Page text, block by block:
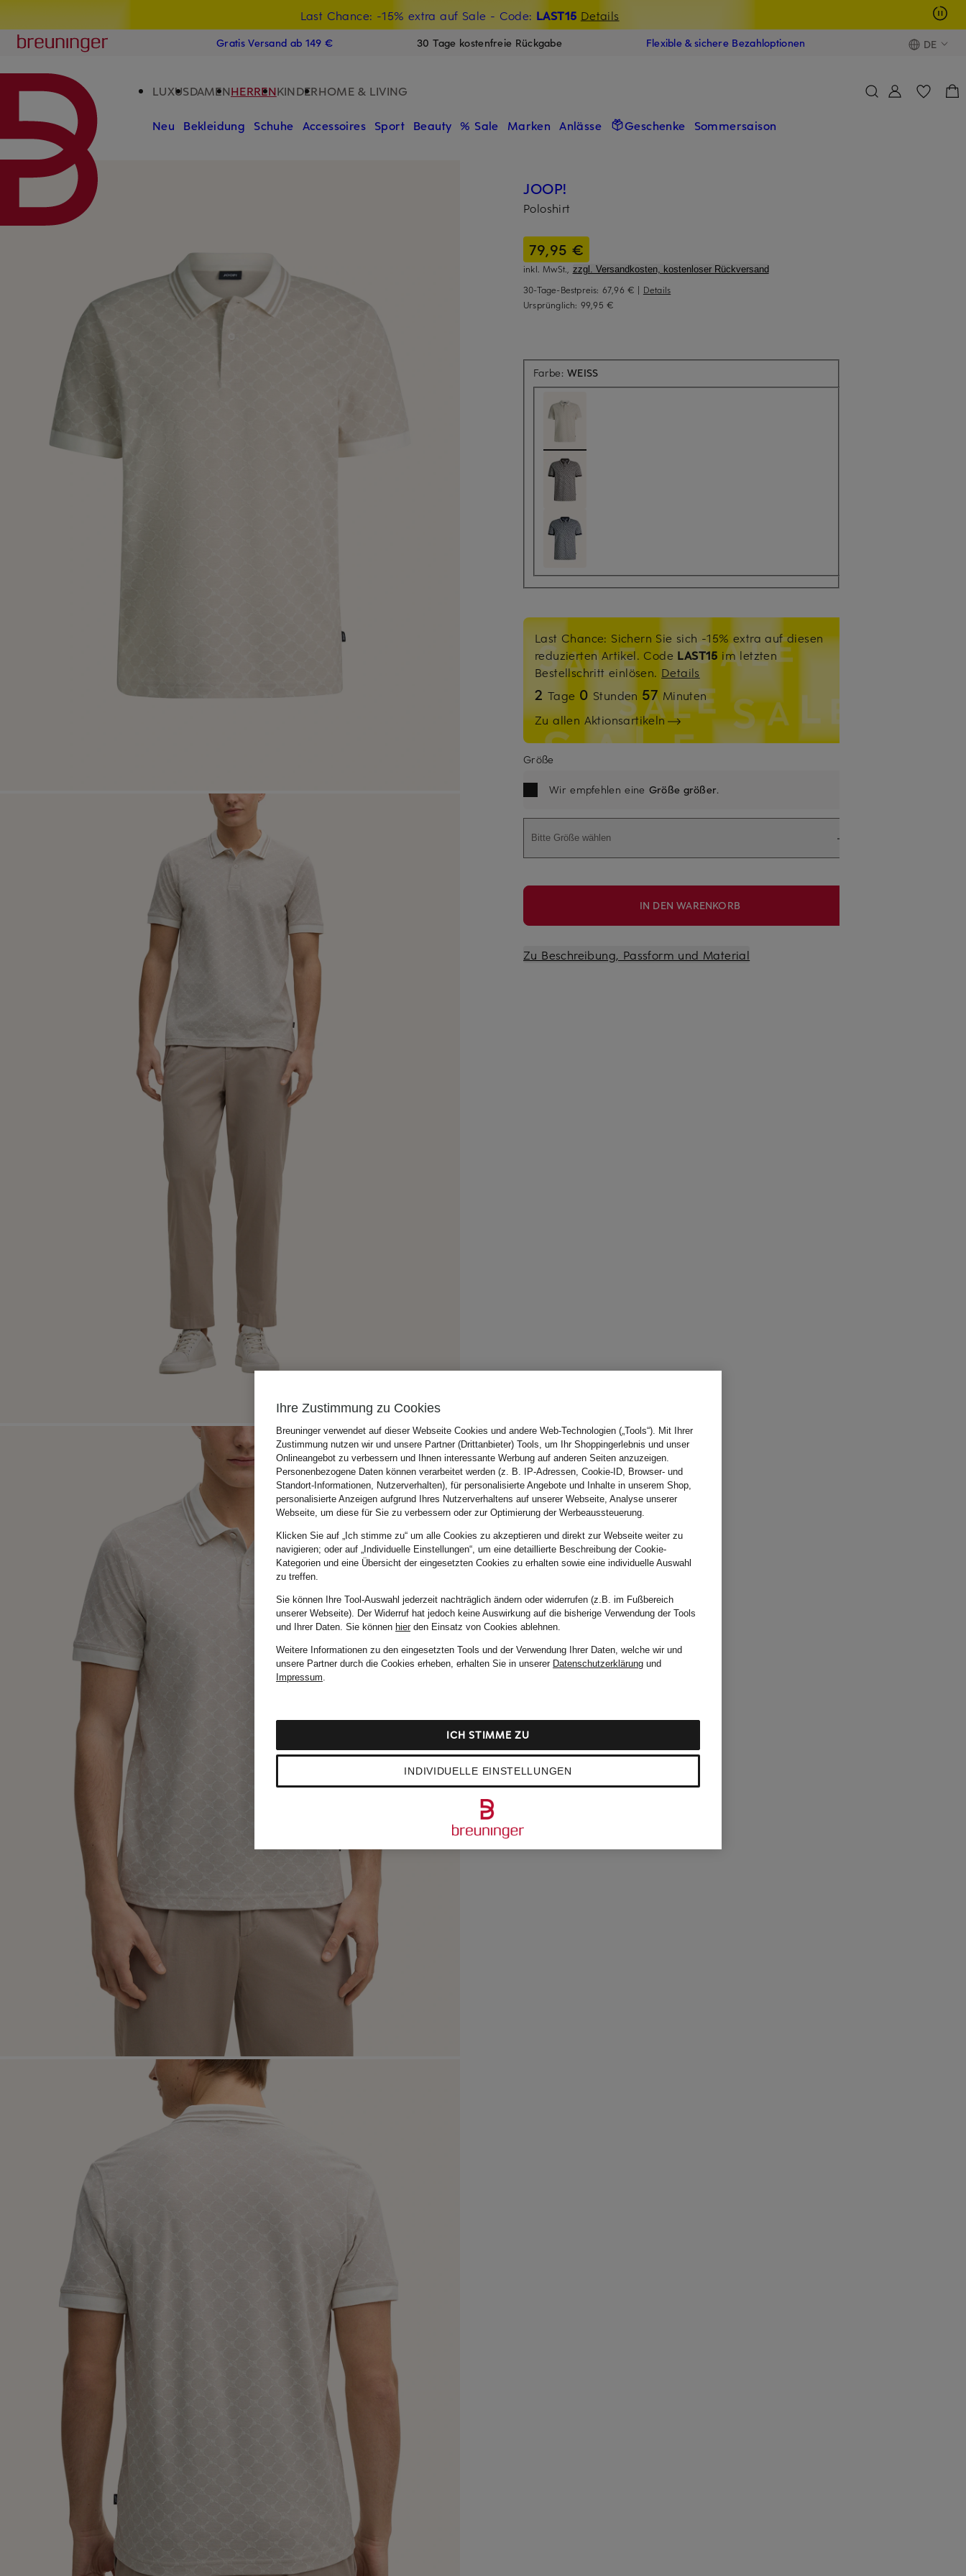
Last Chance: -15% extra auf Sale - Code: LAST15 Details
15€-Willkommensgutschein mit Beyond sichern
Breuninger
Gratis Versand ab 149 € 30 Tage kostenfreie Rückgabe Flexible & sichere Bezahloptionen DE
LUXUSDAMENHERRENKINDERHOME & LIVING
Neu Bekleidung Schuhe Accessoires Sport Beauty % Sale Marken Anlässe Geschenke Sommersaison
JOOP!
Poloshirt
79,95 €
inkl. MwSt., zzgl. Versandkosten, kostenloser Rückversand
30-Tage-Bestpreis: 67,96 € | Details
Ursprünglich: 99,95 €
Farbe:WEISS
Last Chance: Sichern Sie sich -15% extra auf diesen
reduzierten Artikel. Code LAST15 im letzten
Bestellschritt einlösen. Details
2 Tage 0 Stunden 57 Minuten
Zu allen Aktionsartikeln
Größe
Wir empfehlen eine Größe größer.
Bitte Größe wählen
IN DEN WARENKORB
Zu Beschreibung, Passform und Material
Ihre Zustimmung zu Cookies
Breuninger verwendet auf dieser Webseite Cookies und andere Web-Technologien („Tools“). Mit Ihrer
Zustimmung nutzen wir und unsere Partner (Drittanbieter) Tools, um Ihr Shoppingerlebnis und unser
Onlineangebot zu verbessern und Ihnen interessante Werbung auf anderen Seiten anzuzeigen.
Personenbezogene Daten können verarbeitet werden (z. B. IP-Adressen, Cookie-ID, Browser- und
Standort-Informationen, Nutzerverhalten), für personalisierte Angebote und Inhalte in unserem Shop,
personalisierte Anzeigen aufgrund Ihres Nutzerverhaltens auf unserer Webseite, Analyse unserer
Webseite, um diese für Sie zu verbessern oder zur Optimierung der Werbeaussteuerung.
Klicken Sie auf „Ich stimme zu“ um alle Cookies zu akzeptieren und direkt zur Webseite weiter zu
navigieren; oder auf „Individuelle Einstellungen“, um eine detaillierte Beschreibung der Cookie-
Kategorien und eine Übersicht der eingesetzten Cookies zu erhalten sowie eine individuelle Auswahl
zu treffen.
Sie können Ihre Tool-Auswahl jederzeit nachträglich ändern oder widerrufen (z.B. im Fußbereich
unserer Webseite). Der Widerruf hat jedoch keine Auswirkung auf die bisherige Verwendung der Tools
und Ihrer Daten. Sie können hierden Einsatz von Cookies ablehnen.
Weitere Informationen zu den eingesetzten Tools und der Verwendung Ihrer Daten, welche wir und
unsere Partner durch die Cookies erheben, erhalten Sie in unserer Datenschutzerklärung und
Impressum.
INDIVIDUELLE EINSTELLUNGEN
ICH STIMME ZU